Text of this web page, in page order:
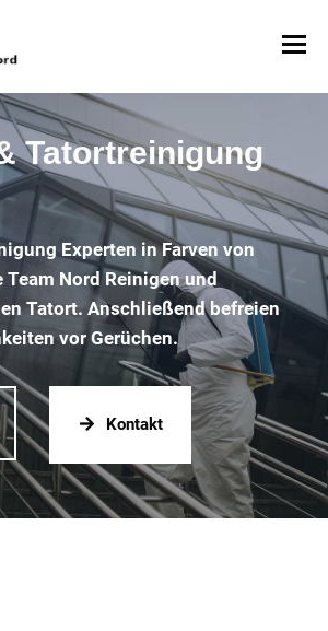
Tatortreinigung
Experten in Farven von
Team Nord Reinigen und
Tatort. Anschließend befreien
vor Gerüchen.
Kontakt